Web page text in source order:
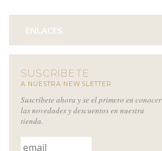
ENLACES
SUSCRÍBETE
A NUESTRA NEWSLETTER
Suscríbete ahora y se el primero en conocer
las novedades y descuentos en nuestra
tienda.